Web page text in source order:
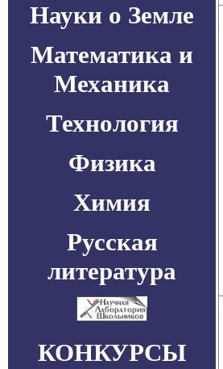
Науки о Земле
Математика и
Механика
Технология
Физика
Химия
Русская
литература
КОНКУРСЫ